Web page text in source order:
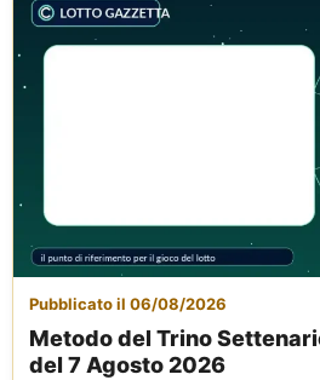
Pubblicato il 06/08/2026
Metodo del Trino
del 7 Agosto 2026